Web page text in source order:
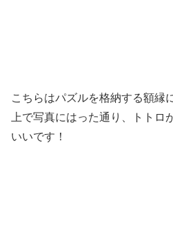
こちらはパズルを格納する額縁
上で写真にはった通り、トトロ
いいです！